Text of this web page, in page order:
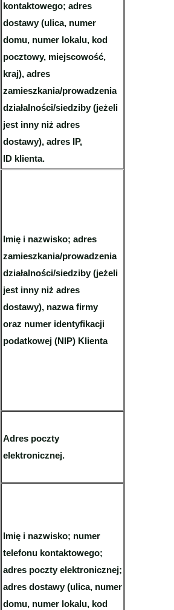
kontaktowego; adres
dostawy (ulica, numer
domu, numer lokalu, kod
pocztowy, miejscowość,
kraj), adres
zamieszkania/prowadzenia
działalności/siedziby (jeżeli
jest inny niż adres
dostawy), adres IP,
ID klienta.
Imię i nazwisko; adres
zamieszkania/prowadzenia
działalności/siedziby (jeżeli
jest inny niż adres
dostawy), nazwa firmy
oraz numer identyfikacji
podatkowej (NIP) Klienta
Adres poczty
elektronicznej.
Imię i nazwisko; numer
telefonu kontaktowego;
adres poczty elektronicznej;
adres dostawy (ulica, numer
domu, numer lokalu, kod